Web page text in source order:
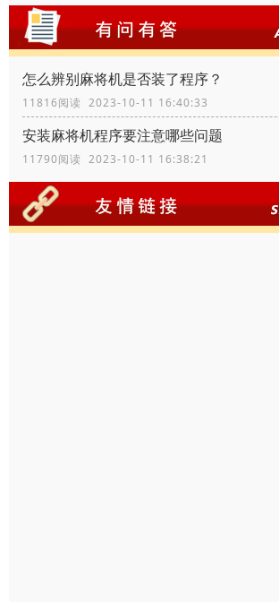
怎么辨别麻将机是否装了程序？
11816阅读 2023-10-11 16:40:33
安装麻将机程序要注意哪些问题
11790阅读 2023-10-11 16:38:21